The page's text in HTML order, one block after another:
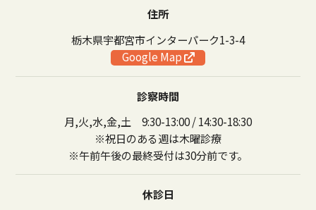
住所
栃木県宇都宮市インターパーク1-3-4
Google Map
診察時間
月,火,水,金,土 9:30-13:00 / 14:30-18:30
※祝日のある週は木曜診療
※午前午後の最終受付は30分前です。
休診日